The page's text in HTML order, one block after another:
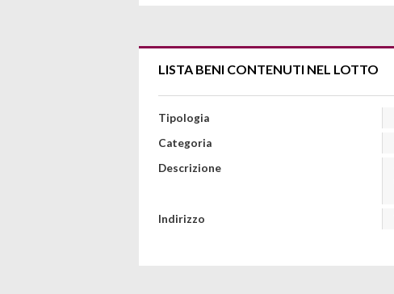
LISTA BENI CONTENUTI NEL LOTTO
Tipologia
Categoria
Descrizione
Indirizzo